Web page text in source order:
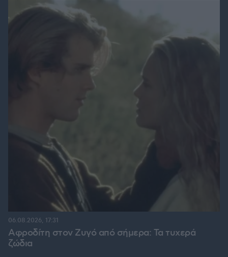
Αφροδίτη στον Ζυγό από σήμερα: Τα τυχερά
ζώδια
06.08.2026, 17:31